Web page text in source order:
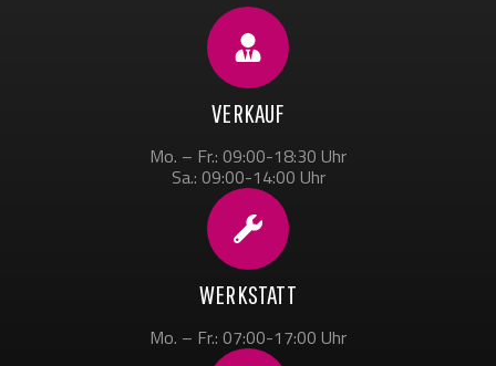
VERKAUF
Mo. – Fr.: 09:00-18:30 Uhr
Sa.: 09:00-14:00 Uhr
WERKSTATT
Mo. – Fr.: 07:00-17:00 Uhr